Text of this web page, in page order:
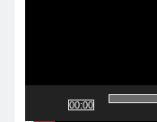
00:00